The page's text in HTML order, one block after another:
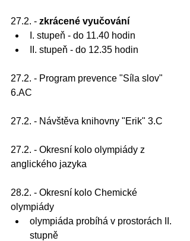
27.2. - zkrácené vyučování
I. stupeň - do 11.40 hodin
II. stupeň - do 12.35 hodin
27.2. - Program prevence "Síla slov"
6.AC
27.2. - Návštěva knihovny "Erik" 3.C
27.2. - Okresní kolo olympiády z
anglického jazyka
28.2. - Okresní kolo Chemické
olympiády
olympiáda probíhá v prostorách II.
stupně